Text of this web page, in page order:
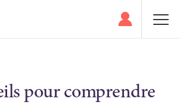
pour comprendre